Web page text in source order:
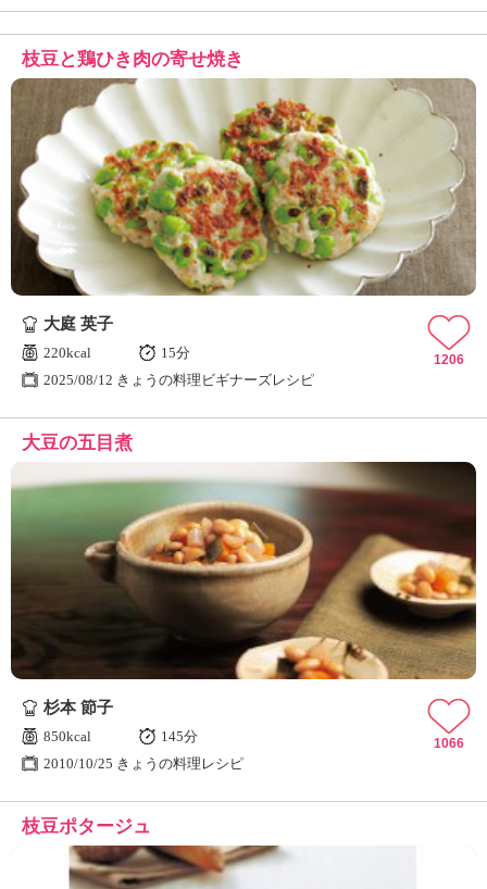
枝豆と鶏ひき肉の寄せ焼き
大庭 英子
220kcal
15分
2025/08/12 きょうの料理ビギナーズレシピ
1206
大豆の五目煮
杉本 節子
850kcal
145分
2010/10/25 きょうの料理レシピ
1066
枝豆ポタージュ